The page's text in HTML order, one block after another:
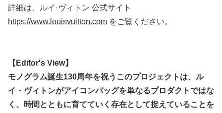
詳細は、ルイ·ヴィトン 公式サイト
https://www.louisvuitton.com をご覧ください。
【Editor's View】
モノグラム誕生130周年を祝うこのプロジェクトは、ル
イ・ヴィトンがアイコンバッグを単なるプロダクトではな
く、時間とともに育てていく存在として捉えていることを